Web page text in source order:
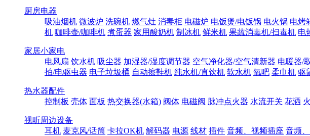
厨房电器
吸油烟机 微波炉 洗碗机 燃气灶 消毒柜 电磁炉 电饭煲/电饭锅 电火锅 电烤
机 咖啡壶/咖啡机 煮蛋器 家用酸奶机 制冰机 鲜米机 果蔬消毒机/扫毒机 电
家居小家电
电风扇 饮水机 吸尘器 加湿器/湿度调节器 空气净化器/空气清新器 电暖器/
拍/电驱虫器 电子垃圾桶 自动擦鞋机 纯水机/直饮机 软水机 氧吧 柔巾机 驱
热水器配件
控制板 壳体 面板 热交换器(水箱) 阀体 电磁阀 脉冲点火器 水流开关 花洒
视听周边设备
耳机 麦克风/话筒 卡拉OK机 解码器 电源 线材 插件 音频、视频插座 音频